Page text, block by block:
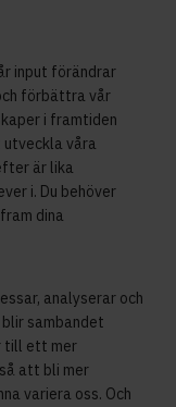
input förändrar
förbättra vår
i framtiden
våra
är lika
i. Du behöver
dina
analyserar och
sambandet
till ett mer
att bli mer
variera oss. Och